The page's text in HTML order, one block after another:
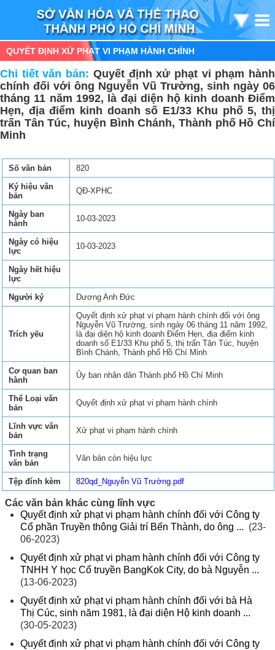
QUYẾT ĐỊNH XỬ PHẠT VI PHẠM HÀNH CHÍNH
Chi tiết văn bản: Quyết định xử phạt vi phạm hành
chính đối với ông Nguyễn Vũ Trường, sinh ngày 06
tháng 11 năm 1992, là đại diện hộ kinh doanh Điểm
Hẹn, địa điểm kinh doanh số E1/33 Khu phố 5, thị
trấn Tân Túc, huyện Bình Chánh, Thành phố Hồ Chí
Minh
Số văn bản
820
Ký hiệu văn
bản
QĐ-XPHC
Ngày ban
hành
10-03-2023
Ngày có hiệu
lực
10-03-2023
Ngày hết hiệu
lực
Người ký
Dương Anh Đức
Trích yếu
Quyết định xử phạt vi phạm hành chính đối với ông
Nguyễn Vũ Trường, sinh ngày 06 tháng 11 năm 1992,
là đại diện hộ kinh doanh Điểm Hẹn, địa điểm kinh
doanh số E1/33 Khu phố 5, thị trấn Tân Túc, huyện
Bình Chánh, Thành phố Hồ Chí Minh
Cơ quan ban
hành
Ủy ban nhân dân Thành phố Hồ Chí Minh
Thể Loại văn
bản
Quyết định xử phạt vi phạm hành chính
Lĩnh vực văn
bản
Xử phạt vi phạm hành chính
Tình trạng
văn bản
Văn bản còn hiệu lực
Tệp đính kèm 820qd_Nguyễn Vũ Trường.pdf
Các văn bản khác cùng lĩnh vực
Quyết định xử phạt vi phạm hành chính đối với Công ty
Cổ phần Truyền thông Giải trí Bến Thành, do ông ... (23-
06-2023)
Quyết định xử phạt vi phạm hành chính đối với Công ty
TNHH Y học Cổ truyền BangKok City, do bà Nguyễn ...
(13-06-2023)
Quyết định xử phạt vi phạm hành chính đối với bà Hà
Thị Cúc, sinh năm 1981, là đại diện Hộ kinh doanh ...
(30-05-2023)
Quyết định xử phạt vi phạm hành chính đối với Công ty